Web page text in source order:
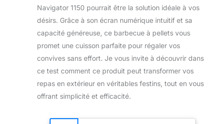
Navigator 1150 pourrait être la solution idéale à vos
désirs. Grâce à son écran numérique intuitif et sa
capacité généreuse, ce barbecue à pellets vous
promet une cuisson parfaite pour régaler vos
convives sans effort. Je vous invite à découvrir dans
ce test comment ce produit peut transformer vos
repas en extérieur en véritables festins, tout en vous
offrant simplicité et efficacité.